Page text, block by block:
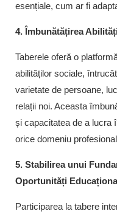
esențiale, cum ar fi
4. Îmbunătățirea
Taberele oferă o
abilităților sociale,
varietate de persoane,
relații noi. Aceasta
și capacitatea de a lucra
orice domeniu
5. Stabilirea unui
Oportunități
Participarea la tabere